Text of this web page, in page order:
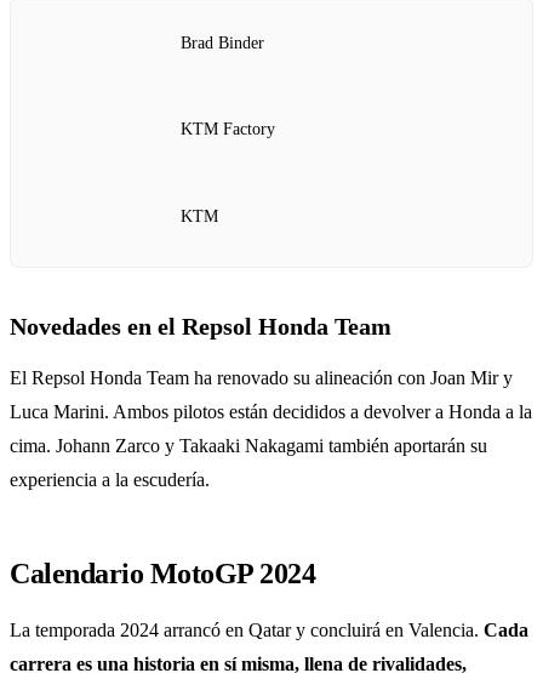
Brad Binder
KTM Factory
KTM
Novedades en el Repsol Honda Team
El Repsol Honda Team ha renovado su alineación con Joan Mir y
Luca Marini. Ambos pilotos están decididos a devolver a Honda a la
cima. Johann Zarco y Takaaki Nakagami también aportarán su
experiencia a la escudería.
Calendario MotoGP 2024
La temporada 2024 arrancó en Qatar y concluirá en Valencia. Cada
carrera es una historia en sí misma, llena de rivalidades,